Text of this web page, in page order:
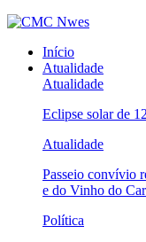
Início
Atualidade
Atualidade
Eclipse solar de
Atualidade
Passeio convívio
e do Vinho do
Política